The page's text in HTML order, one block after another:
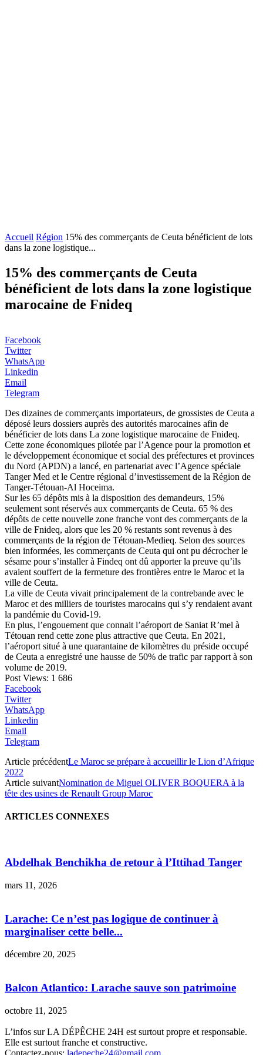
Accueil Région 15% des commerçants de Ceuta bénéficient de lots
dans la zone logistique...
15% des commerçants de Ceuta
bénéficient de lots dans la zone logistique
marocaine de Fnideq
Facebook
Twitter
WhatsApp
Linkedin
Email
Telegram
Des dizaines de commerçants importateurs, de grossistes de Ceuta a
déposé leurs dossiers auprès des autorités marocaines afin de
bénéficier de lots dans La zone logistique marocaine de Fnideq.
Cette zone économiques pilotée par l’Agence pour la promotion et
le développement économique et social des préfectures et provinces
du Nord (APDN) a lancé, en partenariat avec l’Agence spéciale
Tanger Med et le Centre régional d’investissement de la Région de
Tanger-Tétouan-Al Hoceima.
Sur les 65 dépôts mis à la disposition des demandeurs, 15%
seulement sont réservés aux commerçants de Ceuta. 65 % des
dépôts de cette nouvelle zone franche vont des commerçants de la
ville de Fnideq, alors que les 20 % restants sont revenus à des
commerçants de la région de Tétouan-Medieq. Selon des sources
bien informées, les commerçants de Ceuta qui ont pu décrocher le
sésame pour s’installer à Findeq ont dû apporter la preuve qu’ils
avaient souffert de la fermeture des frontières entre le Maroc et la
ville de Ceuta.
La ville de Ceuta vivait principalement de la contrebande avec le
Maroc et des milliers de touristes marocains qui s’y rendaient avant
la pandémie du Covid-19.
En plus, l’engouement que connait l’aéroport de Saniat R’mel à
Tétouan rend cette zone plus attractive que Ceuta. En 2021,
l’aéroport situé à une quarantaine de kilomètres du préside occupé
de Ceuta a enregistré une hausse de 50% de trafic par rapport à son
volume de 2019.
Post Views: 1 686
Facebook
Twitter
WhatsApp
Linkedin
Email
Telegram
Article précédentLe Maroc se prépare à accueillir le Lion d’Afrique
2022
Article suivantNomination de Miguel OLIVER BOQUERA à la
tête des usines de Renault Group Maroc
ARTICLES CONNEXES
Abdelhak Benchikha de retour à l’Ittihad Tanger
mars 11, 2026
Larache: Ce n’est pas logique de continuer à
marginaliser cette belle...
décembre 20, 2025
Balcon Atlantico: Larache sauve son patrimoine
octobre 11, 2025
L’infos sur LA DÉPÊCHE 24H est surtout propre et responsable.
Elle est surtout franche et constructive.
Contactez-nous: ladepeche24@gmail.com